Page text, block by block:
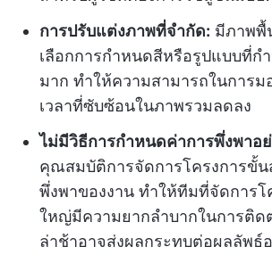
การปรับแต่งภาพที่จำกัด: มีภาพพื้
เลือกการกำหนดสีหรือรูปแบบที่ก
มาก ทำให้ความสามารถในการม
เวลาที่ซับซ้อนในภาพรวมลดลง
ไม่มีวิธีการกำหนดค่าการพึ่งพาอย่
คุณสมบัติการจัดการโครงการขั้น
พึ่งพาของงาน ทำให้ทีมที่จัดการโ
ใหญ่มีความยากลำบากในการติด
ล่าช้าอาจส่งผลกระทบต่อผลลัพธ์